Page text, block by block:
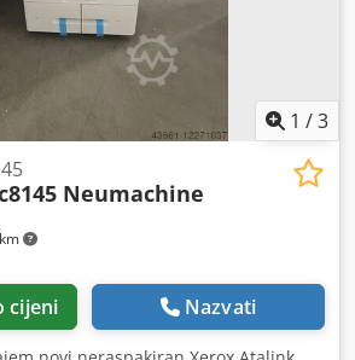
1 /3
Neumachine
cijeni Nazvati